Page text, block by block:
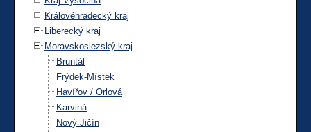
Královéhradecký kraj
Liberecký kraj
Moravskoslezský kraj
Bruntál
Frýdek-Místek
Havířov / Orlová
Karviná
Nový Jičín